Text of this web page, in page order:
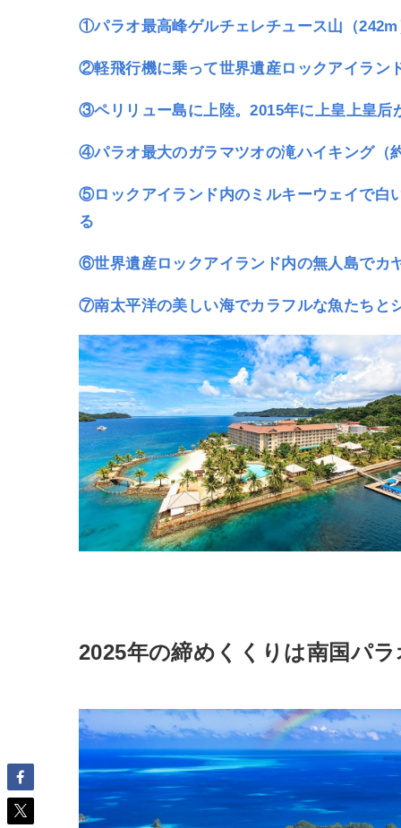
①パラオ最高峰ゲルチェレチュース山（
②軽飛行機に乗って世界遺産ロックアイラン
③ペリリュー島に上陸。2015年に上皇上皇后
④パラオ最大のガラマツオの滝ハイキング（
⑤ロックアイランド内のミルキーウェイで白
る
⑥世界遺産ロックアイランド内の無人島でカ
⑦南太平洋の美しい海でカラフルな魚たちと
2025年の締めくくりは南国パ